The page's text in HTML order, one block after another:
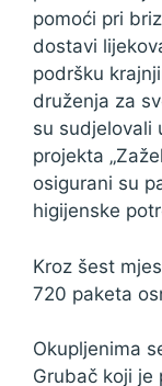
pomoći pri
dostavi
podršku
druženja za
su sudjelovali
projekta
osigurani su
higijenske
Kroz šest
720 paketa
Okupljenima
Grubač koji je